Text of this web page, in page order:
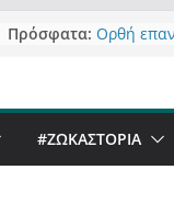
Πρόσφατα: Ορθή
Sky στην
Πόσο
#ZΩΚΑΣΤΟΡΙΑ